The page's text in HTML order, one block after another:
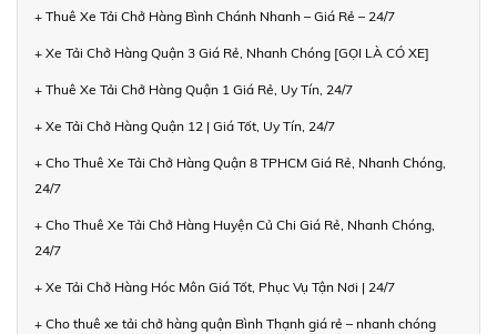
+ Thuê Xe Tải Chở Hàng Bình Chánh Nhanh – Giá Rẻ – 24/7
+ Xe Tải Chở Hàng Quận 3 Giá Rẻ, Nhanh Chóng [GỌI LÀ CÓ XE]
+ Thuê Xe Tải Chở Hàng Quận 1 Giá Rẻ, Uy Tín, 24/7
+ Xe Tải Chở Hàng Quận 12 | Giá Tốt, Uy Tín, 24/7
+ Cho Thuê Xe Tải Chở Hàng Quận 8 TPHCM Giá Rẻ, Nhanh Chóng,
24/7
+ Cho Thuê Xe Tải Chở Hàng Huyện Củ Chi Giá Rẻ, Nhanh Chóng,
24/7
+ Xe Tải Chở Hàng Hóc Môn Giá Tốt, Phục Vụ Tận Nơi | 24/7
+ Cho thuê xe tải chở hàng quận Bình Thạnh giá rẻ – nhanh chóng